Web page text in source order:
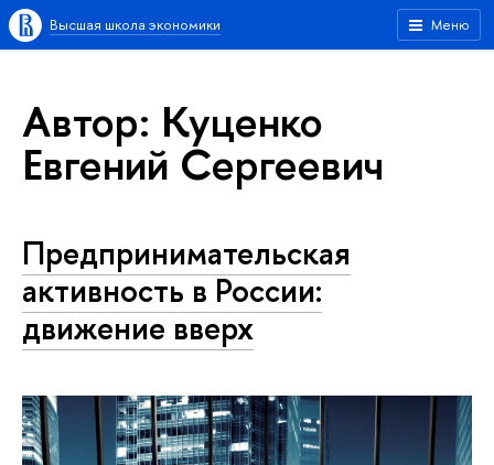
Меню
Высшая школа экономики
Автор: Куценко
Евгений Сергеевич
Предпринимательская
активность в России:
движение вверх